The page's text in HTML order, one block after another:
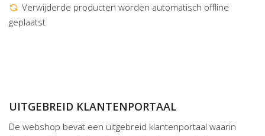
Verwijderde producten worden automatisch offline
geplaatst
UITGEBREID KLANTENPORTAAL
De webshop bevat een uitgebreid klantenportaal waarin